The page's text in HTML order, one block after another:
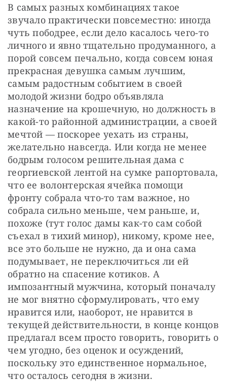
В самых разных комбинациях такое
звучало практически повсеместно: иногда
чуть пободрее, если дело касалось чего-то
личного и явно тщательно продуманного, а
порой совсем печально, когда совсем юная
прекрасная девушка самым лучшим,
самым радостным событием в своей
молодой жизни бодро объявляла
назначение на крошечную, но должность в
какой-то районной администрации, а своей
мечтой — поскорее уехать из страны,
желательно навсегда. Или когда не менее
бодрым голосом решительная дама с
георгиевской лентой на сумке рапортовала,
что ее волонтерская ячейка помощи
фронту собрала что-то там важное, но
собрала сильно меньше, чем раньше, и,
похоже (тут голос дамы как-то сам собой
съехал в тихий минор), никому, кроме нее,
все это больше не нужно, да и она сама
подумывает, не переключиться ли ей
обратно на спасение котиков. А
импозантный мужчина, который поначалу
не мог внятно сформулировать, что ему
нравится или, наоборот, не нравится в
текущей действительности, в конце концов
предлагал всем просто говорить, говорить о
чем угодно, без оценок и осуждений,
поскольку это единственное нормальное,
что осталось сегодня в жизни.